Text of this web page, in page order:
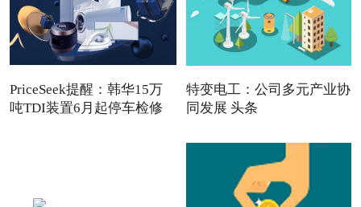
PriceSeek提醒：韩华15万
吨TDI装置6月起停车检修
特变电工：公司多元产业协
同发展 头条